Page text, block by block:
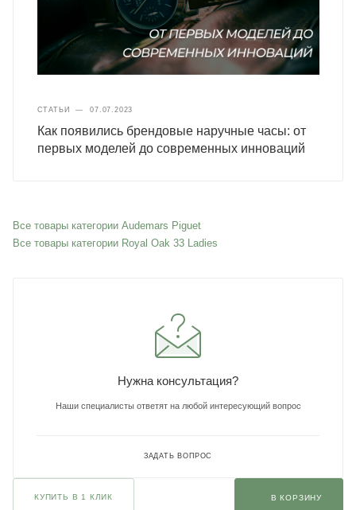
СТАТЬИ — 07.07.2023
Как появились брендовые наручные часы: от
первых моделей до современных инноваций
Все товары категории Audemars Piguet
Все товары категории Royal Oak 33 Ladies
Нужна консультация?
Наши специалисты ответят на любой интересующий вопрос
ЗАДАТЬ ВОПРОС
КУПИТЬ В 1 КЛИК В КОРЗИНУ